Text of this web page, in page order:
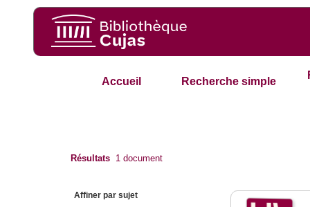
Accueil Recherche simple
Résultats 1 document
Affiner par sujet